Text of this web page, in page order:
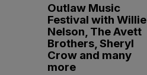
Outlaw Music
Festival with Willie
Nelson, The Avett
Brothers, Sheryl
Crow and many
more